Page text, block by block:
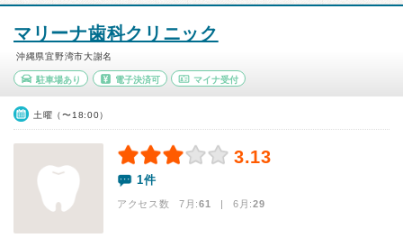
マリーナ歯科クリニック
沖縄県宜野湾市大謝名
駐車場あり 電子決済可 マイナ受付
土曜（〜18:00）
3.13
1件
アクセス数 7月:61 | 6月:29